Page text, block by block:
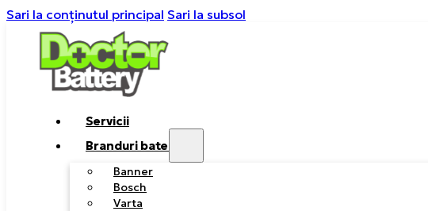
Sari la conținutul principal Sari la subsol
Servicii
Branduri baterii
Banner
Bosch
Varta